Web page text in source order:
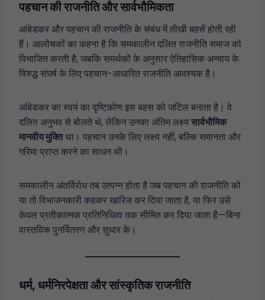
पहचान की राजनीति और सार्वभौमिकता
आंबेडकर और पहचान की राजनीति के संबंध में तीखी बहसें होती रही
हैं। आलोचकों का कहना है कि समकालीन दलित राजनीति समाज को
विभाजित करती है, जबकि समर्थकों के अनुसार ऐतिहासिक अन्याय के
विरुद्ध संघर्ष के लिए पहचान-आधारित राजनीति आवश्यक है।
आंबेडकर का स्वयं का दृष्टिकोण इस बहस को जटिल बनाता है। वे
दलित अनुभव से बोलते थे, लेकिन उनका अंतिम लक्ष्यसार्वभौमिक
मानवीय मुक्तिथा। पहचान उनके लिए लक्ष्य नहीं, बल्कि समानता और
गरिमा प्राप्त करने का साधन थी।
समकालीन अंतर्विरोध तब उत्पन्न होता है जब पहचान की राजनीति को
या तो विभाजनकारी कहकर खारिज कर दिया जाता है, या फिर उसे
केवल प्रतीकात्मक प्रतिनिधित्व तक सीमित कर दिया जाता है—बिना
वास्तविक पुनर्वितरण और सुधार के।
धर्म, धर्मनिरपेक्षता और सांस्कृतिक राजनीति